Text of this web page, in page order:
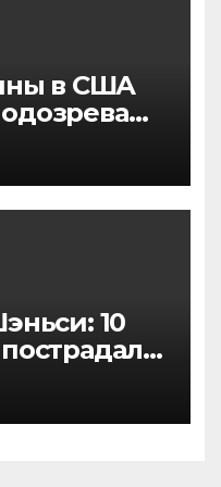
в США
10
дождей,